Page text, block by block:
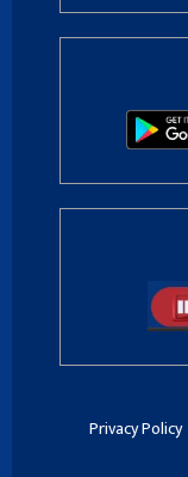
Privacy Policy